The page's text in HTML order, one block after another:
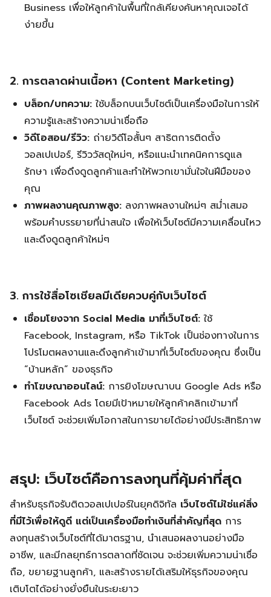
Business เพื่อให้ลูกค้าในพื้นที่ใกล้เคียงค้นหาคุณเจอได้
ง่ายขึ้น
2. การตลาดผ่านเนื้อหา (Content Marketing)
บล็อก/บทความ: ใช้บล็อกบนเว็บไซต์เป็นเครื่องมือในการให้
ความรู้และสร้างความน่าเชื่อถือ
วิดีโอสอน/รีวิว: ถ่ายวิดีโอสั้นๆ สาธิตการติดตั้ง
วอลเปเปอร์, รีวิววัสดุใหม่ๆ, หรือแนะนำเทคนิคการดูแล
รักษา เพื่อดึงดูดลูกค้าและทำให้พวกเขามั่นใจในฝีมือของ
คุณ
ภาพผลงานคุณภาพสูง: ลงภาพผลงานใหม่ๆ สม่ำเสมอ
พร้อมคำบรรยายที่น่าสนใจ เพื่อให้เว็บไซต์มีความเคลื่อนไหว
และดึงดูดลูกค้าใหม่ๆ
3. การใช้สื่อโซเชียลมีเดียควบคู่กับเว็บไซต์
เชื่อมโยงจาก Social Media มาที่เว็บไซต์: ใช้
Facebook, Instagram, หรือ TikTok เป็นช่องทางในการ
โปรโมตผลงานและดึงลูกค้าเข้ามาที่เว็บไซต์ของคุณ ซึ่งเป็น
“บ้านหลัก” ของธุรกิจ
ทำโฆษณาออนไลน์: การยิงโฆษณาบน Google Ads หรือ
Facebook Ads โดยมีเป้าหมายให้ลูกค้าคลิกเข้ามาที่
เว็บไซต์ จะช่วยเพิ่มโอกาสในการขายได้อย่างมีประสิทธิภาพ
สรุป: เว็บไซต์คือการลงทุนที่คุ้มค่าที่สุด
สำหรับธุรกิจรับติดวอลเปเปอร์ในยุคดิจิทัล เว็บไซต์ไม่ใช่แค่สิ่ง
ที่มีไว้เพื่อให้ดูดี แต่เป็นเครื่องมือทำเงินที่สำคัญที่สุด การ
ลงทุนสร้างเว็บไซต์ที่ได้มาตรฐาน, นำเสนอผลงานอย่างมือ
อาชีพ, และมีกลยุทธ์การตลาดที่ชัดเจน จะช่วยเพิ่มความน่าเชื่อ
ถือ, ขยายฐานลูกค้า, และสร้างรายได้เสริมให้ธุรกิจของคุณ
เติบโตได้อย่างยั่งยืนในระยะยาว